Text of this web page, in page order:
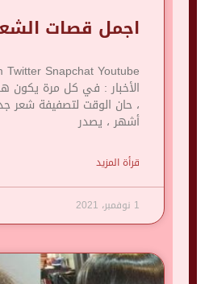
اجمل قصات
الأخبار : في كل مرة يكون
، حان الوقت لتصفيفة شعر
أشهر ، يصدر
قرأة المزيد
1 نوفمبر، 2021